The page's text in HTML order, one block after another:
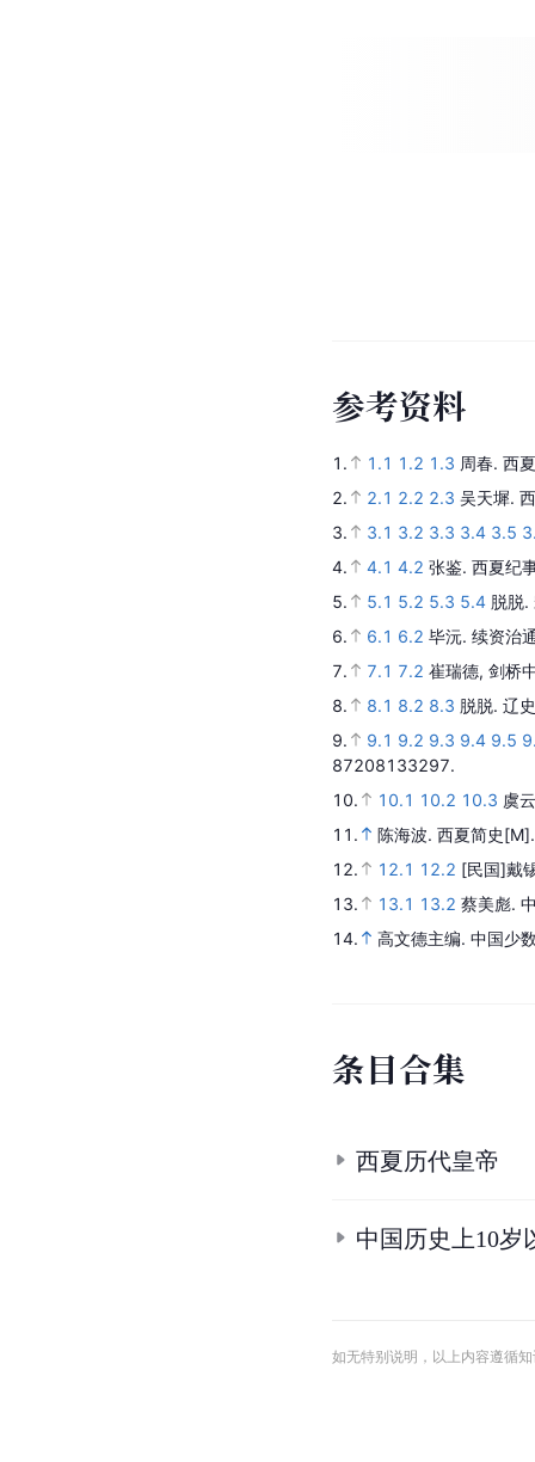
参考资料
1. 1.1 1.2 1.3 周春. 西
2.
2.1 2.2 2.3 吴天墀.
3.
3.1 3.2 3.3 3.4 3.5
4.
4.1 4.2 张鉴. 西夏纪
5.
5.1 5.2 5.3 5.4 脱脱.
6.
6.1 6.2 毕沅. 续资治
7.
7.1 7.2 崔瑞德, 剑桥
8.
8.1 8.2 8.3 脱脱. 辽史
9.
9.1 9.2 9.3 9.4 9.5
87208133297.
10.
10.1 10.2 10.3 虞
11.
陈海波. 西夏简史
12.
12.1 12.2 [民国]戴
13.
13.1 13.2 蔡美彪.
14.
高文德主编. 中国少
条目合集
西夏历代皇帝
中国历史上10岁
如无特别说明，以上内容遵循